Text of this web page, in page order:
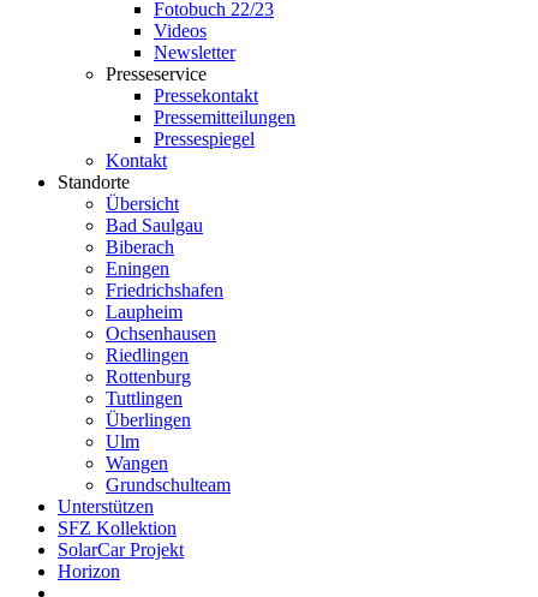
Fotobuch 22/23
Videos
Newsletter
Presseservice
Pressekontakt
Pressemitteilungen
Pressespiegel
Kontakt
Standorte
Übersicht
Bad Saulgau
Biberach
Eningen
Friedrichshafen
Laupheim
Ochsenhausen
Riedlingen
Rottenburg
Tuttlingen
Überlingen
Ulm
Wangen
Grundschulteam
Unterstützen
SFZ Kollektion
SolarCar Projekt
Horizon